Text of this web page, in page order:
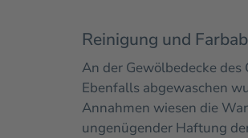
Reinigung und
An der Gewölbedecke
Ebenfalls abgewaschen
Annahmen wiesen die
ungenügender Haftung